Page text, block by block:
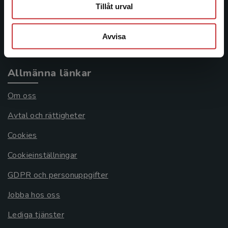
Tillåt urval
Avvisa
Köpvillkor
Allmänna länkar
Om oss
Avtal och rättigheter
Cookies
Cookieinställningar
GDPR och personuppgifter
Jobba hos oss
Lediga tjänster